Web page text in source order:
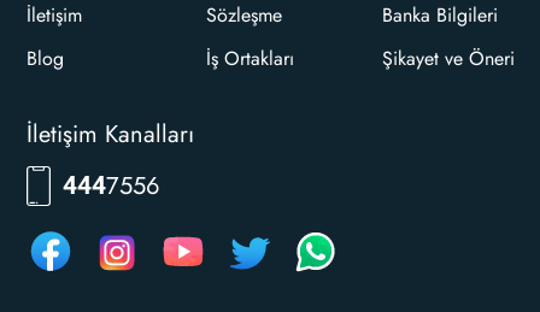
İletişim
Blog
Sözleşme
İş Ortakları
Banka Bilgileri
Şikayet ve Öneri
İletişim Kanalları
444RKLM